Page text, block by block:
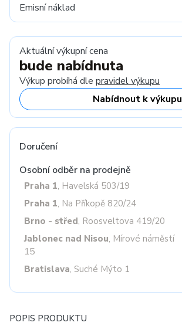
Emisní náklad
Aktuální výkupní cena
bude nabídnuta
Výkup probíhá dle pravidel výkupu
Nabídnout k výkupu
Doručení
Osobní odběr na prodejně
Praha 1, Havelská 503/19
Praha 1, Na Příkopě 820/24
Brno - střed, Roosveltova 419/20
Jablonec nad Nisou, Mírové náměstí
15
Bratislava, Suché Mýto 1
POPIS PRODUKTU